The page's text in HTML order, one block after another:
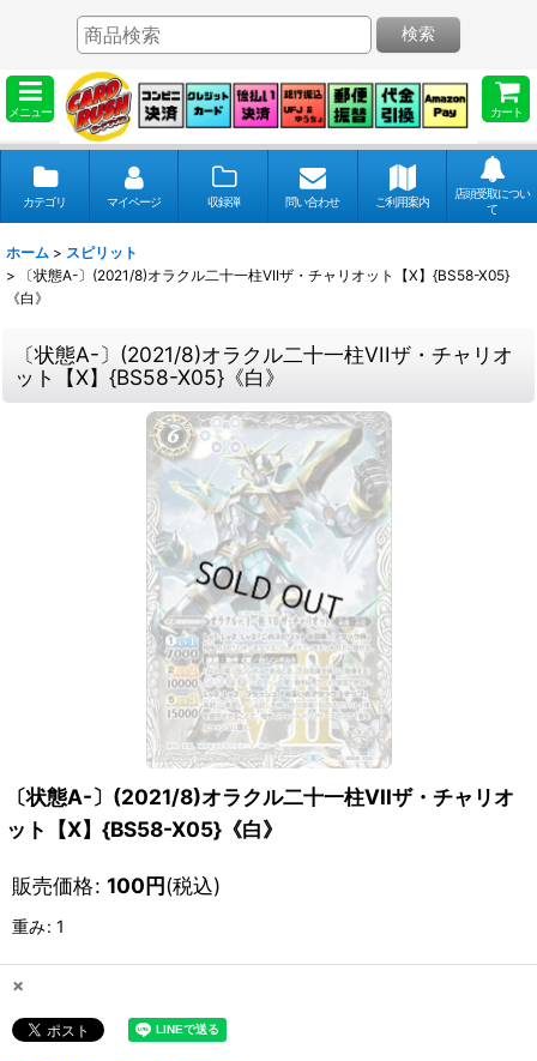
メニュー カート
検索
カテゴリ マイページ 収録弾 問い合わせ ご利用案内
店頭受取につい
て
ホーム > スピリット
>
〔状態A-〕(2021/8)オラクル二十一柱VIIザ・チャリオット【X】{BS58-X05}
《白》
〔状態A-〕(2021/8)オラクル二十一柱VIIザ・チャリオ
ット【X】{BS58-X05}《白》
〔状態A-〕(2021/8)オラクル二十一柱VIIザ・チャリオ
ット【X】{BS58-X05}《白》
販売価格: 100円(税込)
重み: 1
×